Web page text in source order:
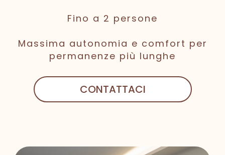
Fino a 2 persone
Massima autonomia e comfort per
permanenze più lunghe
CONTATTACI